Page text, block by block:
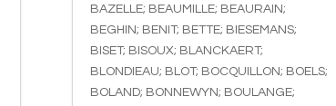
BAZELLE; BEAUMILLE; BEAURAIN;
BEGHIN; BENIT; BETTE; BIESEMANS;
BISET; BISOUX; BLANCKAERT;
BLONDIEAU; BLOT; BOCQUILLON; BOELS;
BOLAND; BONNEWYN; BOULANGE;